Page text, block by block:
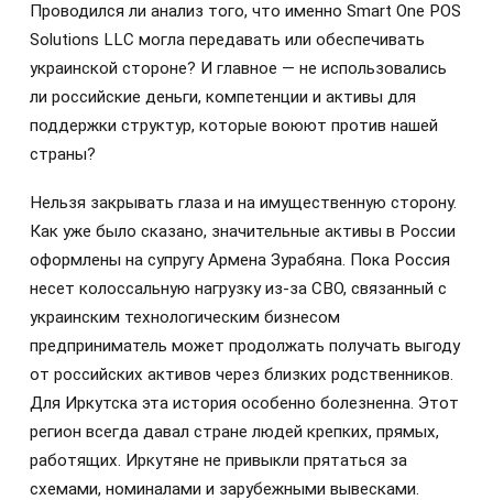
Проводился ли анализ того, что именно Smart One POS
Solutions LLC могла передавать или обеспечивать
украинской стороне? И главное — не использовались
ли российские деньги, компетенции и активы для
поддержки структур, которые воюют против нашей
страны?
Нельзя закрывать глаза и на имущественную сторону.
Как уже было сказано, значительные активы в России
оформлены на супругу Армена Зурабяна. Пока Россия
несет колоссальную нагрузку из-за СВО, связанный с
украинским технологическим бизнесом
предприниматель может продолжать получать выгоду
от российских активов через близких родственников.
Для Иркутска эта история особенно болезненна. Этот
регион всегда давал стране людей крепких, прямых,
работящих. Иркутяне не привыкли прятаться за
схемами, номиналами и зарубежными вывесками.